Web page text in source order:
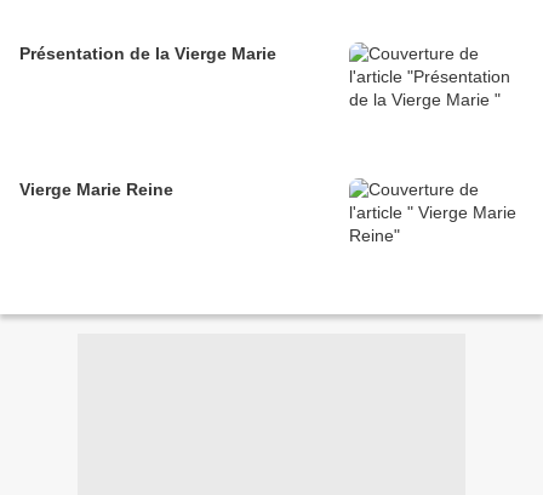
Présentation de la Vierge Marie
Vierge Marie Reine